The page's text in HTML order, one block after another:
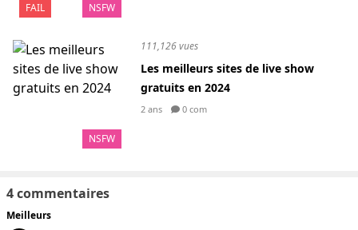
FAIL NSFW
NSFW
111,126 vues
Les meilleurs sites de live show
gratuits en 2024
2 ans 0 com
4 commentaires
Meilleurs